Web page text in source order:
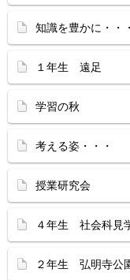
知識を豊かに・・・
１年生 遠足
学習の秋
考える姿・・・
授業研究会
４年生 社会科見
２年生 弘明寺公